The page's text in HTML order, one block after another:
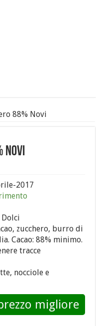
88% Novi
Novi
2017
Dolci
zucchero, burro di
Cacao: 88% minimo.
tracce
nocciole e
migliore